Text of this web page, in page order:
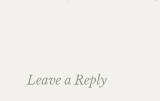
Leave a Reply